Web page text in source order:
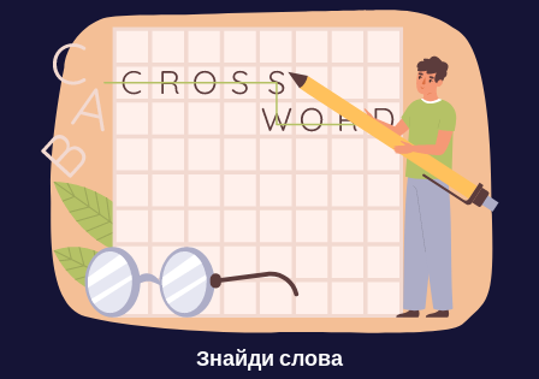
Знайди слова